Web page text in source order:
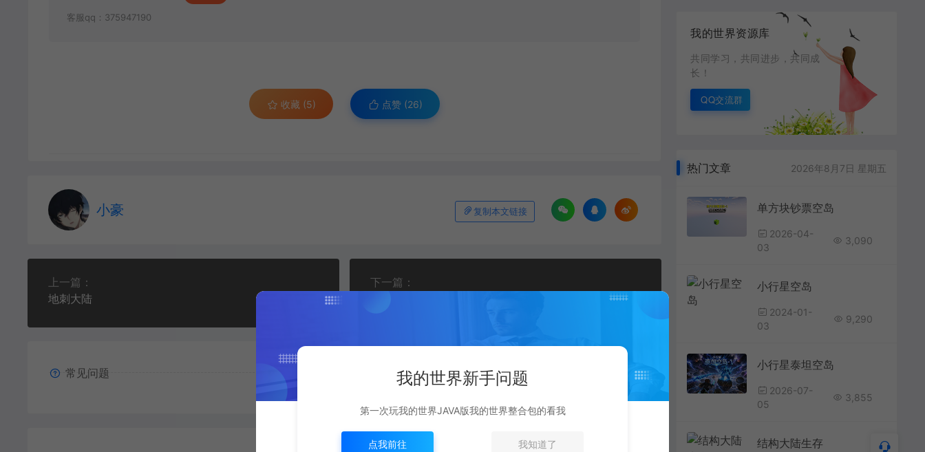
客服qq：375947190
收藏 (5) 点赞 (26)
小豪 复制本文链接
上一篇：
地刺大陆
下一篇：
常见问题
我的世界资源库
共同学习，共同进步，共同成
长！
QQ交流群
热门文章 2026年8月7日 星期五
单方块钞票空岛
2026-04-
03
3,090
小行星空岛
2024-01-
03
9,290
小行星泰坦空岛
2026-07-
05
3,855
结构大陆生存
我的世界新手问题
第一次玩我的世界JAVA版我的世界整合包的看我
点我前往 我知道了